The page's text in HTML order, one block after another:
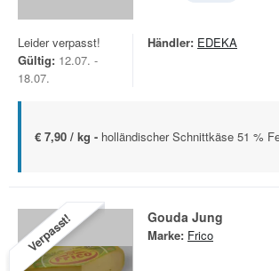
Leider verpasst!
Gültig: 12.07. -
18.07.
Händler: EDEKA
€ 7,90 / kg - holländischer Schnittkäse 51 %
Verpasst! Gouda Jung
Marke: Frico